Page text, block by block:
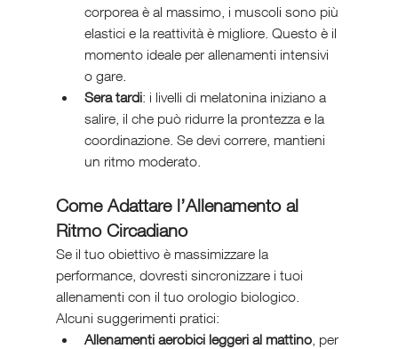
corporea è al massimo, i muscoli sono più
elastici e la reattività è migliore. Questo è il
momento ideale per allenamenti intensivi
o gare.
Sera tardi: i livelli di melatonina iniziano a
salire, il che può ridurre la prontezza e la
coordinazione. Se devi correre, mantieni
un ritmo moderato.
Come Adattare l’Allenamento al
Ritmo Circadiano
Se il tuo obiettivo è massimizzare la
performance, dovresti sincronizzare i tuoi
allenamenti con il tuo orologio biologico.
Alcuni suggerimenti pratici:
Allenamenti aerobici leggeri al mattino, per